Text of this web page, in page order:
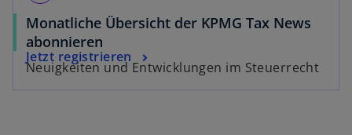
s
e
r
Monatliche Übersicht der KPMG Tax News
abonnieren
Neuigkeiten und Entwicklungen im Steuerrecht
Jetzt registrieren